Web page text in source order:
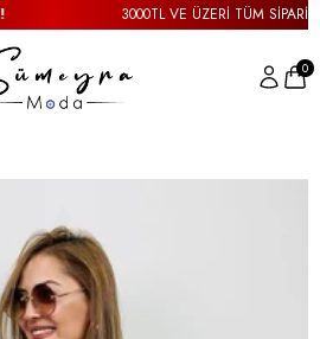
3000TL VE ÜZERİ TÜM
0